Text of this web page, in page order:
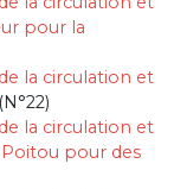
pour la
la circulation et
(N°22)
la circulation et
pour des